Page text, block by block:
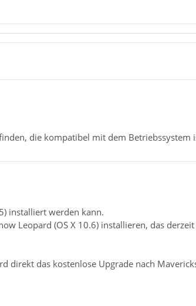
die kompatibel mit dem Betriebssystem
installiert werden kann.
Leopard (OS X 10.6) installieren, das
direkt das kostenlose Upgrade nach